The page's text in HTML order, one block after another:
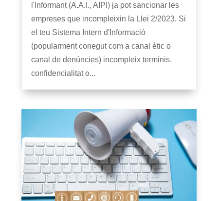
l'Informant (A.A.I., AIPI) ja pot sancionar les
empreses que incompleixin la Llei 2/2023. Si
el teu Sistema Intern d'Informació
(popularment conegut com a canal ètic o
canal de denúncies) incompleix terminis,
confidencialitat o...